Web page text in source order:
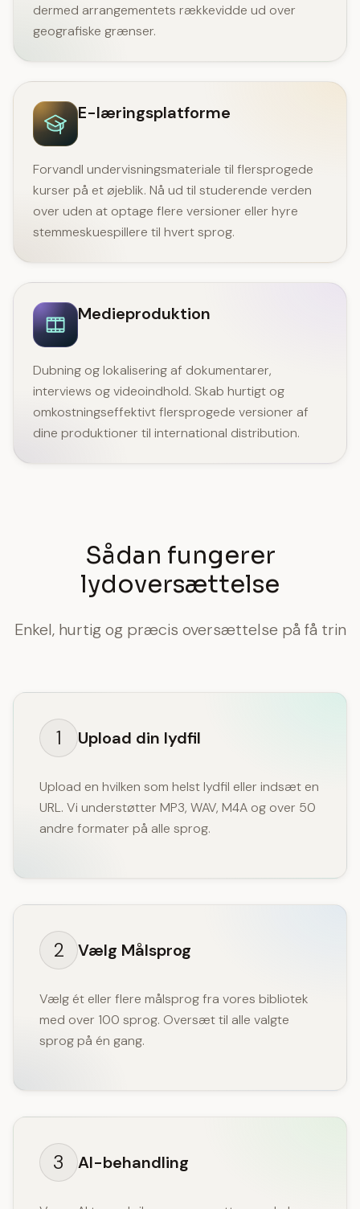
dermed arrangementets rækkevidde ud over
geografiske grænser.
E-læringsplatforme
Forvandl undervisningsmateriale til flersprogede
kurser på et øjeblik. Nå ud til studerende verden
over uden at optage flere versioner eller hyre
stemmeskuespillere til hvert sprog.
Medieproduktion
Dubning og lokalisering af dokumentarer,
interviews og videoindhold. Skab hurtigt og
omkostningseffektivt flersprogede versioner af
dine produktioner til international distribution.
Sådan fungerer
lydoversættelse
Enkel, hurtig og præcis oversættelse på få trin
1 Upload din lydfil
Upload en hvilken som helst lydfil eller indsæt en
URL. Vi understøtter MP3, WAV, M4A og over 50
andre formater på alle sprog.
2 Vælg Målsprog
Vælg ét eller flere målsprog fra vores bibliotek
med over 100 sprog. Oversæt til alle valgte
sprog på én gang.
3 AI-behandling